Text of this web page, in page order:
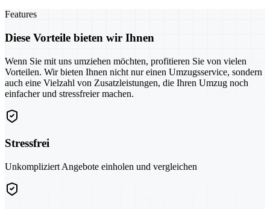
Features
Diese Vorteile bieten wir Ihnen
Wenn Sie mit uns umziehen möchten, profitieren Sie von vielen
Vorteilen. Wir bieten Ihnen nicht nur einen Umzugsservice, sondern
auch eine Vielzahl von Zusatzleistungen, die Ihren Umzug noch
einfacher und stressfreier machen.
Stressfrei
Unkompliziert Angebote einholen und vergleichen